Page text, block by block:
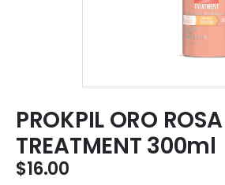
PROKPIL ORO ROSA
TREATMENT 300ml
$16.00